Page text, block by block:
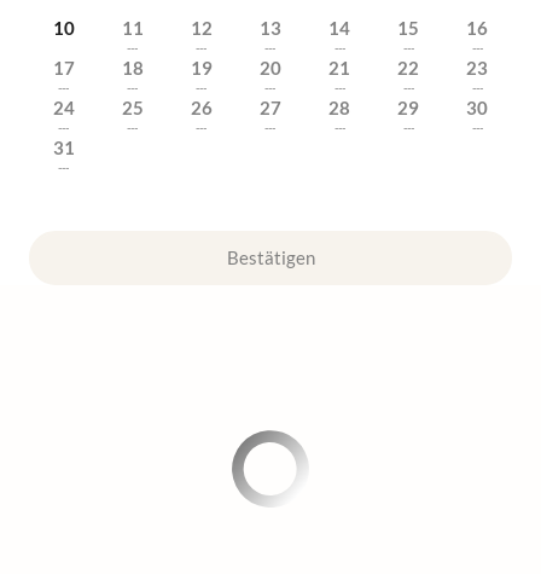
10
11
---
12
---
13
---
14
---
15
---
16
---
17
---
18
---
19
---
20
---
21
---
22
---
23
---
24
---
25
---
26
---
27
---
28
---
29
---
30
---
31
---
Bestätigen